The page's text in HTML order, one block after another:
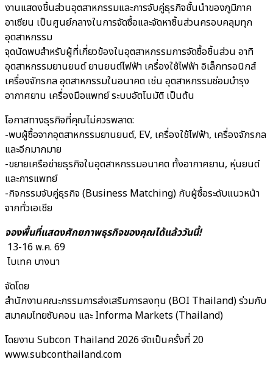
งานแสดงชิ้นส่วนอุตสาหกรรมและการจับคู่ธุรกิจชั้นนำของภูมิภาค
อาเซียน เป็นศูนย์กลางในการจัดซื้อและจัดหาชิ้นส่วนครอบคลุมทุก
อุตสาหกรรม
จุดนัดพบสำหรับผู้ที่เกี่ยวข้องในอุตสาหกรรมการจัดซื้อชิ้นส่วน อาทิ
อุตสาหกรรมยานยนต์ ยานยนต์ไฟฟ้า เครื่องใช้ไฟฟ้า อิเล็กทรอนิกส์
เครื่องจักรกล อุตสาหกรรมในอนาคต เช่น อุตสาหกรรมซ่อมบำรุง
อากาศยาน เครื่องมือแพทย์ ระบบอัตโนมัติ เป็นต้น
โอกาสทางธุรกิจที่คุณไม่ควรพลาด:
-พบผู้ซื้อจากอุตสาหกรรมยานยนต์, EV, เครื่องใช้ไฟฟ้า, เครื่องจักรกล
และอีกมากมาย
-ขยายเครือข่ายธุรกิจในอุตสาหกรรมอนาคต ทั้งอากาศยาน, หุ่นยนต์
และการแพทย์
-กิจกรรมจับคู่ธุรกิจ (Business Matching) กับผู้ซื้อระดับแนวหน้า
จากทั่วเอเชีย
จองพื้นที่แสดงศักยภาพธุรกิจของคุณได้แล้ววันนี้!
13-16 พ.ค. 69
ไบเทค บางนา
จัดโดย
สำนักงานคณะกรรมการส่งเสริมการลงทุน (BOI Thailand) ร่วมกับ
สมาคมไทยซับคอน และ Informa Markets (Thailand)
โดยงาน Subcon Thailand 2026 จัดเป็นครั้งที่ 20
www.subconthailand.com